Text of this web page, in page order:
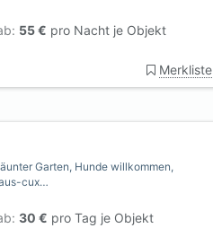
55 € pro Nacht je Objekt
Merkliste
Garten, Hunde willkommen,
cux…
30 € pro Tag je Objekt